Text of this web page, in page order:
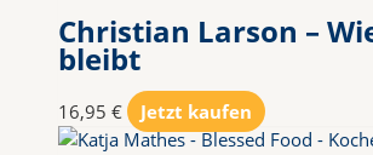
Christian Larson –
bleibt
16,95 € Jetzt kaufen